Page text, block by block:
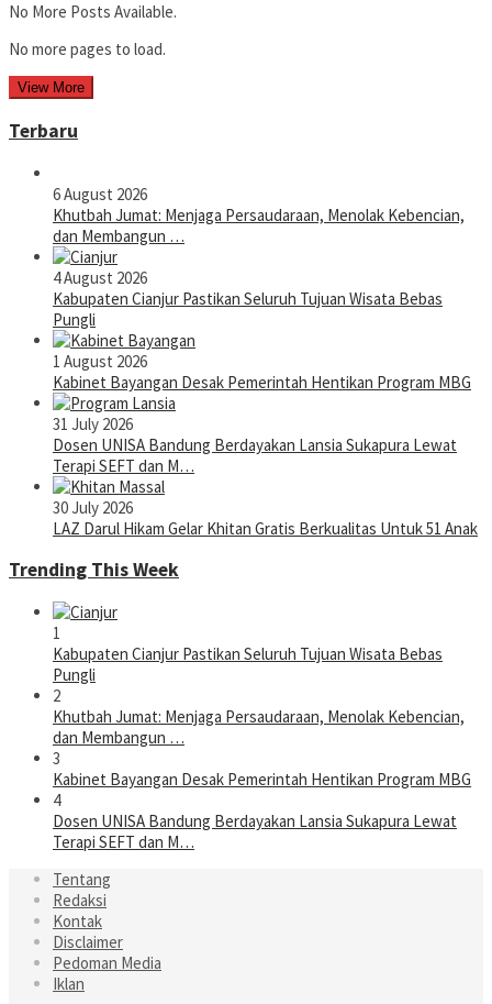
No More Posts Available.
No more pages to load.
View More
Terbaru
6 August 2026
Khutbah Jumat: Menjaga Persaudaraan, Menolak Kebencian,
dan Membangun …
4 August 2026
Kabupaten Cianjur Pastikan Seluruh Tujuan Wisata Bebas
Pungli
1 August 2026
Kabinet Bayangan Desak Pemerintah Hentikan Program MBG
31 July 2026
Dosen UNISA Bandung Berdayakan Lansia Sukapura Lewat
Terapi SEFT dan M…
30 July 2026
LAZ Darul Hikam Gelar Khitan Gratis Berkualitas Untuk 51 Anak
Trending This Week
1
Kabupaten Cianjur Pastikan Seluruh Tujuan Wisata Bebas
Pungli
2
Khutbah Jumat: Menjaga Persaudaraan, Menolak Kebencian,
dan Membangun …
3
Kabinet Bayangan Desak Pemerintah Hentikan Program MBG
4
Dosen UNISA Bandung Berdayakan Lansia Sukapura Lewat
Terapi SEFT dan M…
Tentang
Redaksi
Kontak
Disclaimer
Pedoman Media
Iklan